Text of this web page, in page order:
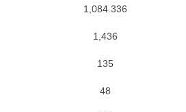
1,084.336
1,436
135
48